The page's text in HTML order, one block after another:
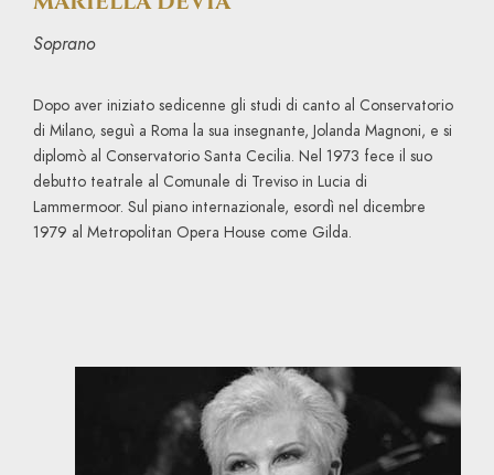
Soprano
Dopo aver iniziato sedicenne gli studi di canto al Conservatorio
di Milano, seguì a Roma la sua insegnante, Jolanda Magnoni, e si
diplomò al Conservatorio Santa Cecilia. Nel 1973 fece il suo
debutto teatrale al Comunale di Treviso in Lucia di
Lammermoor. Sul piano internazionale, esordì nel dicembre
1979 al Metropolitan Opera House come Gilda.